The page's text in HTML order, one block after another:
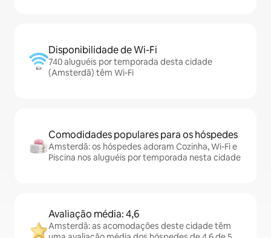
Disponibilidade de Wi-Fi
740 aluguéis por temporada desta cidade
(Amsterdã) têm Wi-Fi
Comodidades populares para os hóspedes
Amsterdã: os hóspedes adoram Cozinha, Wi-Fi e
Piscina nos aluguéis por temporada nesta cidade
Avaliação média: 4,6
Amsterdã: as acomodações deste cidade têm